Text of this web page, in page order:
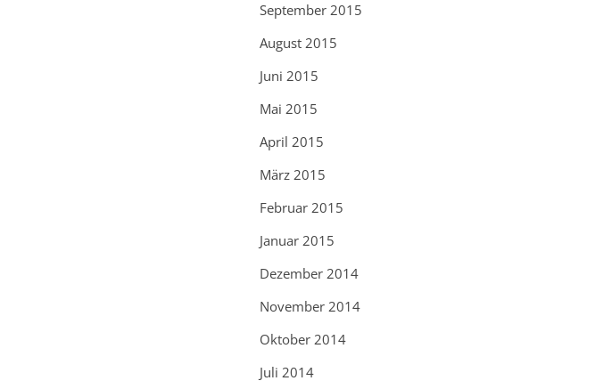
September 2015
August 2015
Juni 2015
Mai 2015
April 2015
März 2015
Februar 2015
Januar 2015
Dezember 2014
November 2014
Oktober 2014
Juli 2014